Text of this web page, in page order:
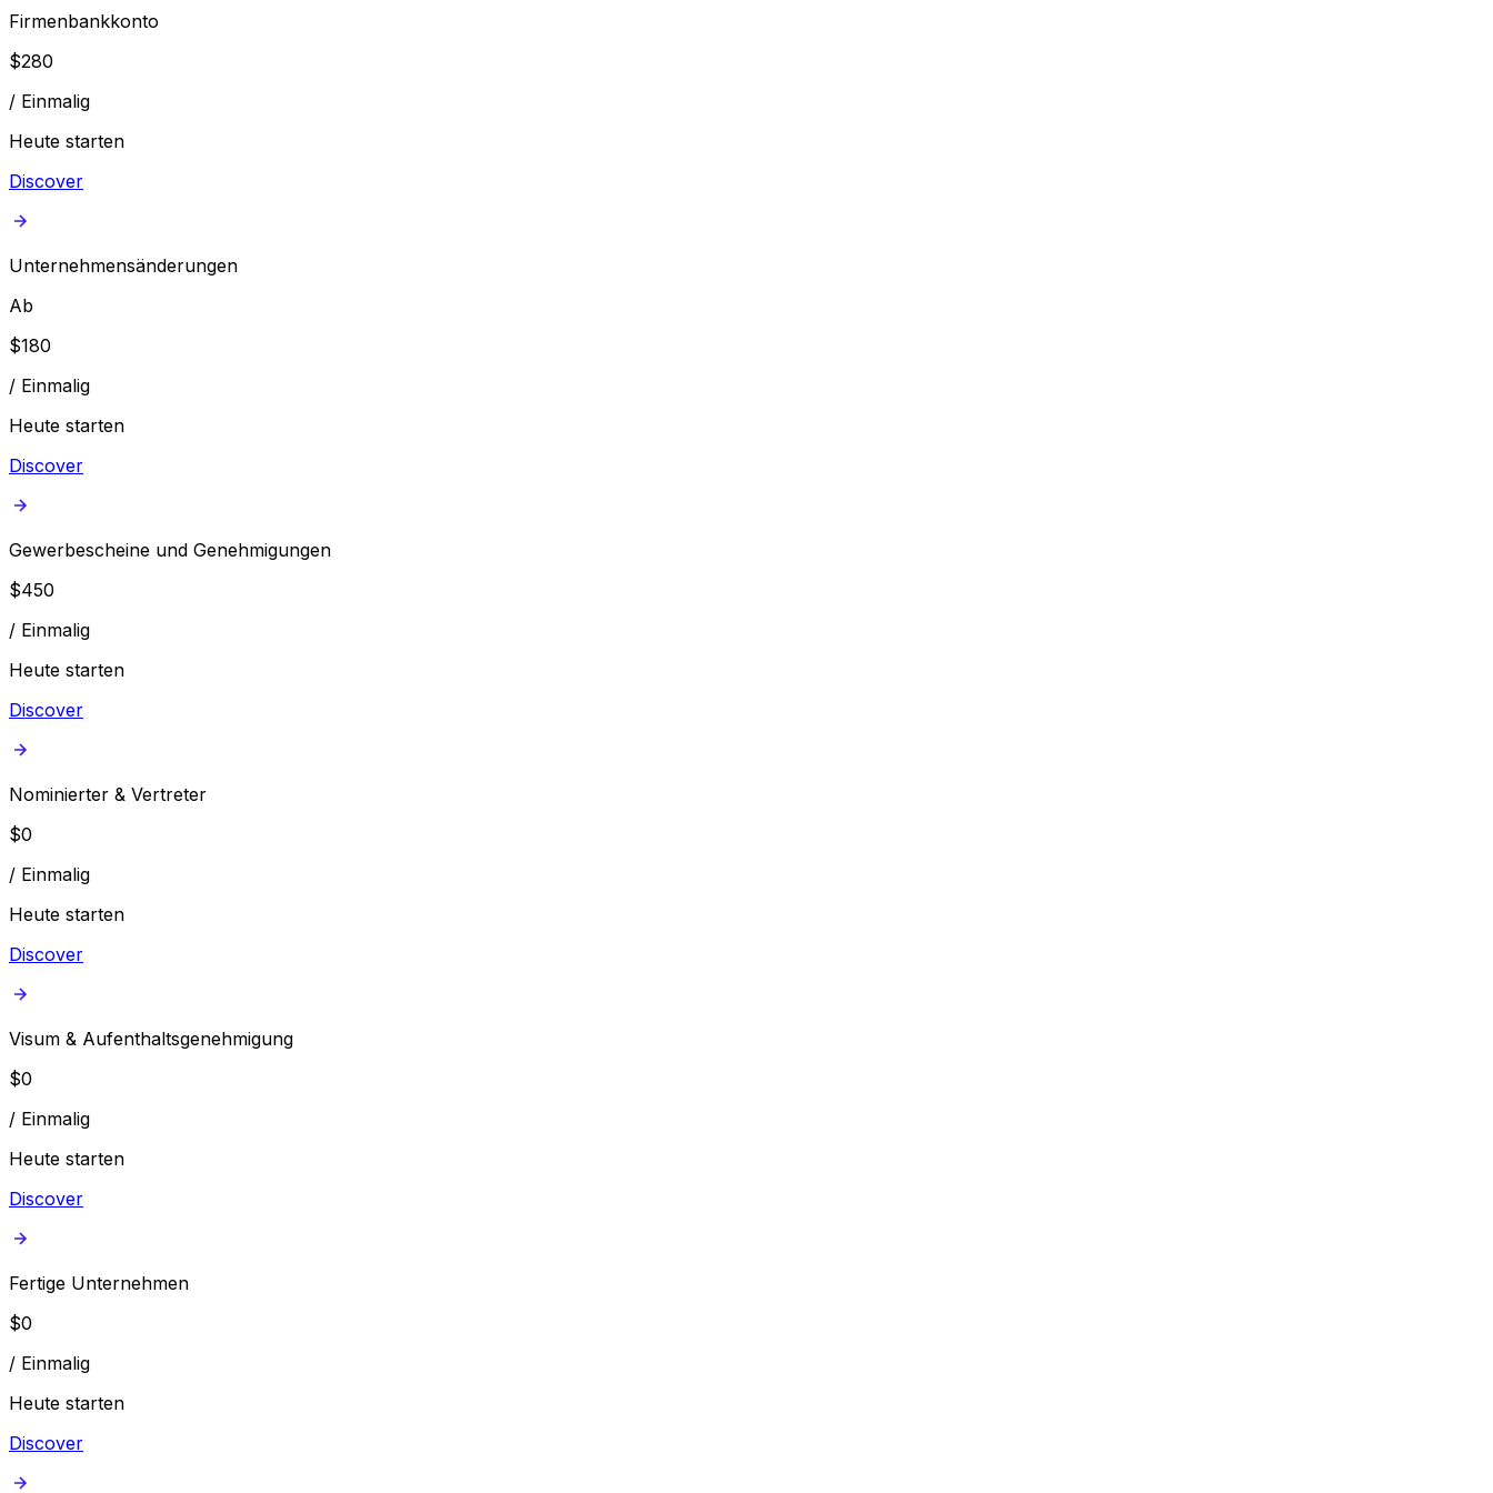
Firmenbankkonto
$280
/ Einmalig
Heute starten
Discover
Unternehmensänderungen
Ab
$180
/ Einmalig
Heute starten
Discover
Gewerbescheine und Genehmigungen
$450
/ Einmalig
Heute starten
Discover
Nominierter & Vertreter
$0
/ Einmalig
Heute starten
Discover
Visum & Aufenthaltsgenehmigung
$0
/ Einmalig
Heute starten
Discover
Fertige Unternehmen
$0
/ Einmalig
Heute starten
Discover